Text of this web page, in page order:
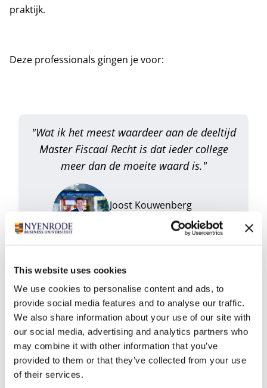
This website uses cookies
We use cookies to personalise content and ads, to
provide social media features and to analyse our traffic.
We also share information about your use of our site with
our social media, advertising and analytics partners who
may combine it with other information that you’ve
provided to them or that they’ve collected from your use
of their services.
praktijk.
Deze professionals gingen je voor:
"Wat ik het meest waardeer aan de deeltijd
Master Fiscaal Recht is dat ieder college
meer dan de moeite waard is."
Joost Kouwenberg
Gedreven financieel planner
Play
Executive Education in Fiscaal recht: Ontwikkel jezelf en
je team
Ben je bedrijfsjurist, belastingadviseur, interne of